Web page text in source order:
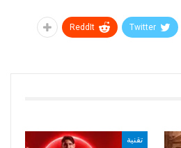
Twitter
ReddIt
تقنية